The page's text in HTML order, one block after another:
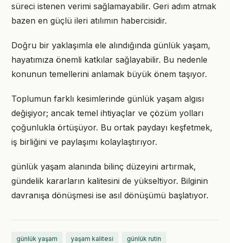
süreci istenen verimi sağlamayabilir. Geri adım atmak
bazen en güçlü ileri atılımın habercisidir.
Doğru bir yaklaşımla ele alındığında günlük yaşam,
hayatımıza önemli katkılar sağlayabilir. Bu nedenle
konunun temellerini anlamak büyük önem taşıyor.
Toplumun farklı kesimlerinde günlük yaşam algısı
değişiyor; ancak temel ihtiyaçlar ve çözüm yolları
çoğunlukla örtüşüyor. Bu ortak paydayı keşfetmek,
iş birliğini ve paylaşımı kolaylaştırıyor.
günlük yaşam alanında bilinç düzeyini artırmak,
gündelik kararların kalitesini de yükseltiyor. Bilginin
davranışa dönüşmesi ise asıl dönüşümü başlatıyor.
günlük yaşam yaşam kalitesi günlük rutin